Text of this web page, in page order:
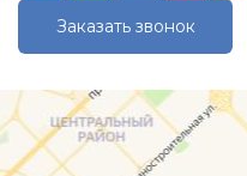
Заказать звонок